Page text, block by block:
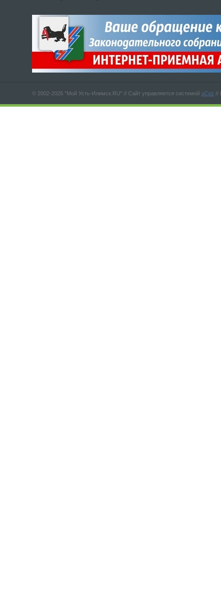
© 2002-2026 "Мой Усть-Илимск.RU" // Сайт управляется системой uCoz //